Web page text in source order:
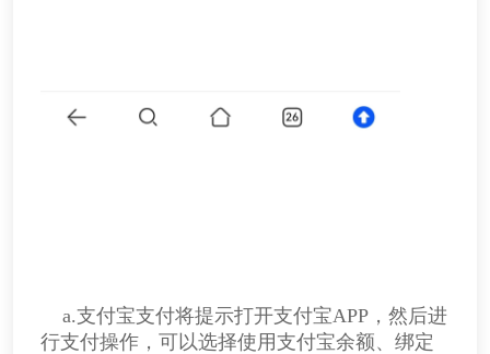
a.支付宝支付将提示打开支付宝APP，然后进
行支付操作，可以选择使用支付宝余额、绑定